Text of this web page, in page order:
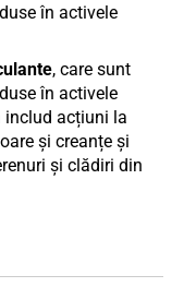
în activele
, care sunt
în activele
includ acțiuni la
și creanțe și
și clădiri din